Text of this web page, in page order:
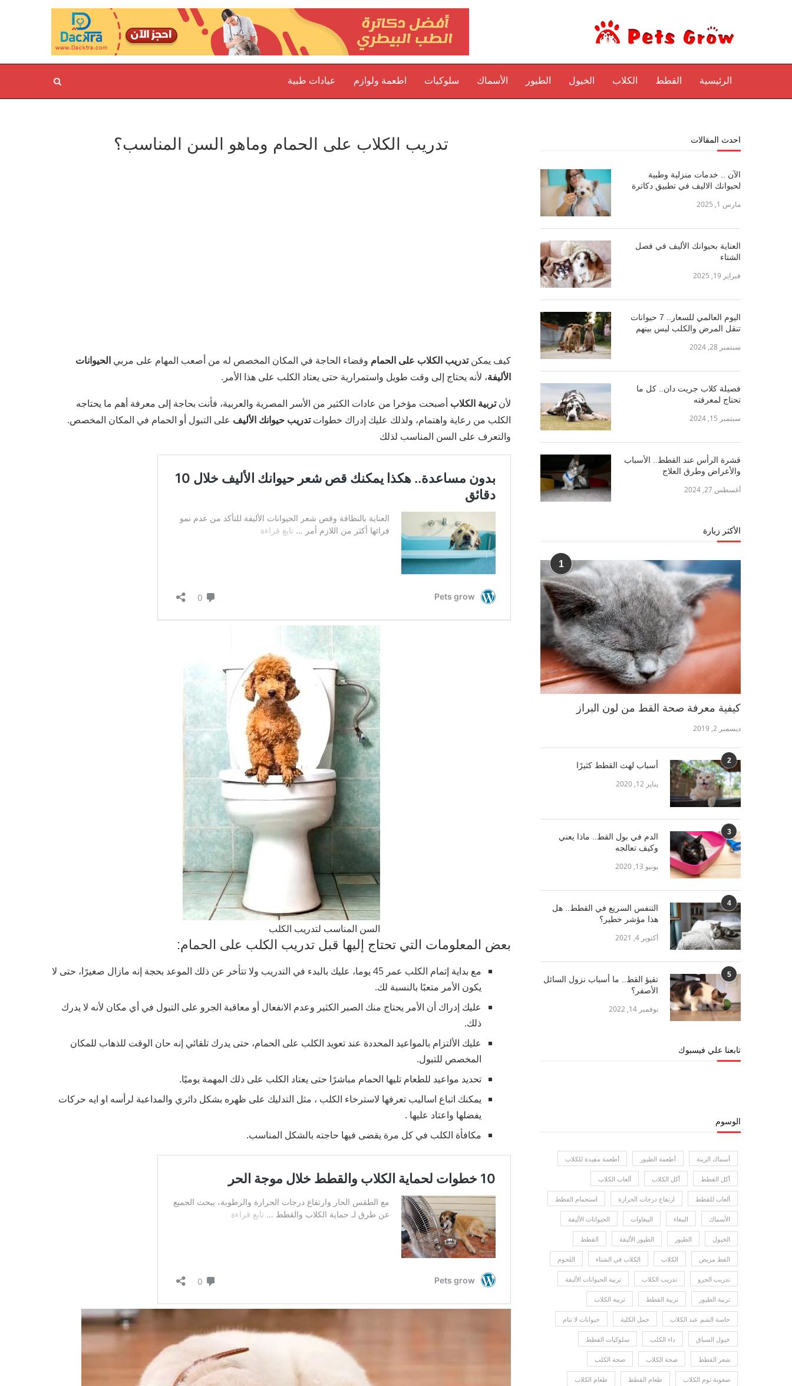
الرئيسية القطط الكلاب الخيول الطيور الأسماك سلوكيات اطعمة ولوازم عيادات طبية
تدريب الكلاب على الحمام وماهو السن المناسب؟
كيف يمكنتدريب الكلاب على الحمام وقضاء الحاجة في المكان المخصص له من أصعب المهام على مربيالحيوانات
الأليفة، لأنه يحتاج إلى وقت طويل واستمرارية حتى يعتاد الكلب على هذا الأمر.
لأنتربية الكلاب أصبحت مؤخرا من عادات الكثير من الأسر المصرية والعربية، فأنت بحاجة إلى معرفة أهم ما يحتاجه
الكلب من رعاية واهتمام، ولذلك عليك إدراك خطواتتدريب حيوانك الأليف على التبول أو الحمام في المكان المخصص.
والتعرف على السن المناسب لذلك
السن المناسب لتدريب الكلب
بعض المعلومات التي تحتاج إليها قبل تدريب الكلب على الحمام:
مع بداية إتمام الكلب عمر 45 يوما، عليك بالبدء في التدريب ولا تتأخر عن ذلك الموعد بحجة إنه مازال صغيرًا، حتى لا
يكون الأمر متعبًا بالنسبة لك.
عليك إدراك أن الأمر يحتاج منك الصبر الكثير وعدم الانفعال أو معاقبة الجرو على التبول في أي مكان لأنه لا يدرك
ذلك.
عليك الألتزام بالمواعيد المحددة عند تعويد الكلب على الحمام، حتى يدرك تلقائي إنه حان الوقت للذهاب للمكان
المخصص للتبول.
تحديد مواعيد للطعام تليها الحمام مباشرًا حتى يعتاد الكلب على ذلك المهمة يوميًا.
يمكنك اتباع اساليب تعرفها لاسترخاء الكلب ، مثل التدليك على ظهره بشكل دائري والمداعبة لرأسه او ايه حركات
يفضلها واعتاد عليها .
مكافأة الكلب في كل مرة يقضى فيها حاجته بالشكل المناسب.
احدث المقالات
الآن .. خدمات منزلية وطبية
لحيوانك الاليف في تطبيق دكاترة
مارس 1, 2025
العناية بحيوانك الأليف في فصل
الشتاء
فبراير 19, 2025
اليوم العالمي للسعار.. 7 حيوانات
تنقل المرض والكلب ليس بينهم
سبتمبر 28, 2024
فصيلة كلاب جريت دان.. كل ما
تحتاج لمعرفته
سبتمبر 15, 2024
قشرة الرأس عند القطط.. الأسباب
والأعراض وطرق العلاج
أغسطس 27, 2024
الأكثر زيارة
1
كيفية معرفة صحة القط من لون البراز
ديسمبر 2, 2019
2 أسباب لهث القطط كثيرًا
يناير 12, 2020
3
الدم في بول القط.. ماذا يعني
وكيف تعالجه
يونيو 13, 2020
4
التنفس السريع في القطط.. هل
هذا مؤشر خطير؟
أكتوبر 4, 2021
5
تقيؤ القط.. ما أسباب نزول السائل
الأصفر؟
نوفمبر 14, 2022
تابعنا علي فيسبوك
الوسوم
أسماك الزينة أطعمة الطيور أطعمة مفيدة للكلاب
أكل القطط أكل الكلاب ألعاب الكلاب
ألعاب للقطط ارتفاع درجات الحرارة استحمام القطط
الأسماك الببغاء الببغاوات الحيوانات الأليفة
الخيول الطيور الطيور الأليفة القطط
القط مريض الكلاب الكلاب في الشتاء اللحوم
تدريب الجرو تدريب الكلاب تربية الحيوانات الأليفة
تربية الطيور تربية القطط تربية الكلاب
حاسة الشم عند الكلاب حمل الكلبة حيوانات لا تنام
خيول السباق داء الكلب سلوكيات القطط
شعر القطط صحة الكلاب صحة الكلب
صعوبة نوم الكلاب طعام القطط طعام الكلاب